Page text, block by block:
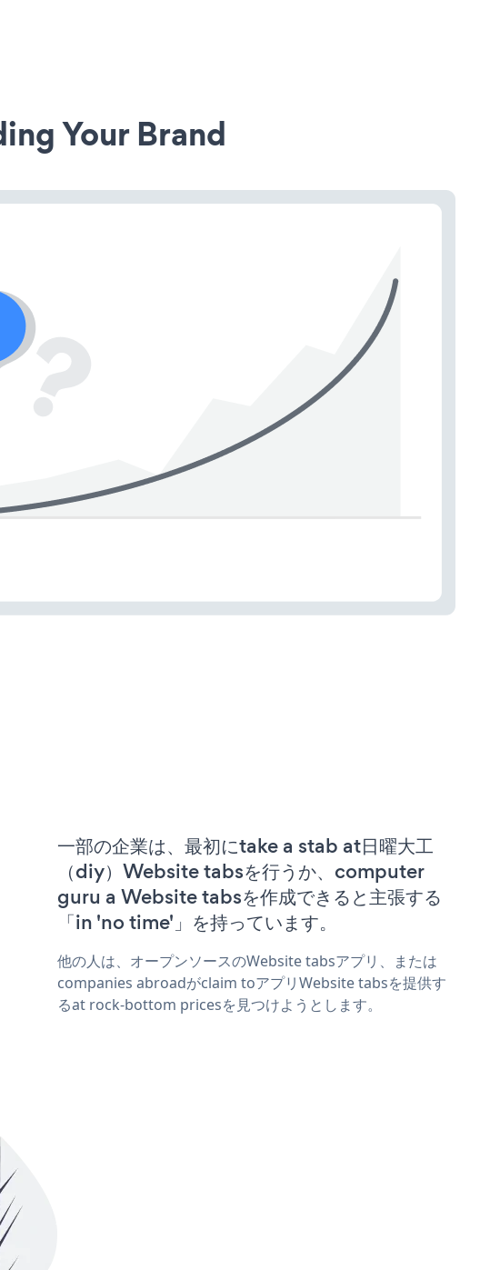
Your Brand
一部の企業は、最初にtake a stab at日曜大工
（diy）Website tabsを行うか、computer
guru a Website tabsを作成できると主張する
「in 'no time'」を持っています。
他の人は、オープンソースのWebsite tabsアプリ、または
companies abroadがclaim toアプリWebsite tabsを提供す
るat rock-bottom pricesを見つけようとします。